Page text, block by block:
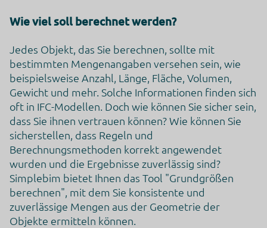
Wie viel soll berechnet werden?
Jedes Objekt, das Sie berechnen, sollte mit
bestimmten Mengenangaben versehen sein, wie
beispielsweise Anzahl, Länge, Fläche, Volumen,
Gewicht und mehr. Solche Informationen finden sich
oft in IFC-Modellen. Doch wie können Sie sicher sein,
dass Sie ihnen vertrauen können? Wie können Sie
sicherstellen, dass Regeln und
Berechnungsmethoden korrekt angewendet
wurden und die Ergebnisse zuverlässig sind?
Simplebim bietet Ihnen das Tool "Grundgrößen
berechnen", mit dem Sie konsistente und
zuverlässige Mengen aus der Geometrie der
Objekte ermitteln können.